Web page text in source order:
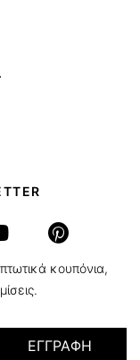
κουπόνια,
ΕΓΓΡΑΦΗ